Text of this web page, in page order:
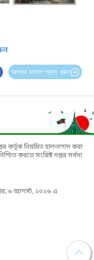
আপনার মতামত প্রদান করুন
কর্তৃক নিয়মিত হালনাগাদ করা
করতে সংশ্লিষ্ট দপ্তর সর্বদা
৬ আগস্ট, ২০২৬ এ